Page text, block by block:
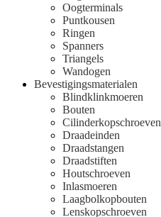
Oogterminals
Puntkousen
Ringen
Spanners
Triangels
Wandogen
Bevestigingsmaterialen
Blindklinkmoeren
Bouten
Cilinderkopschroeven
Draadeinden
Draadstangen
Draadstiften
Houtschroeven
Inlasmoeren
Laagbolkopbouten
Lenskopschroeven